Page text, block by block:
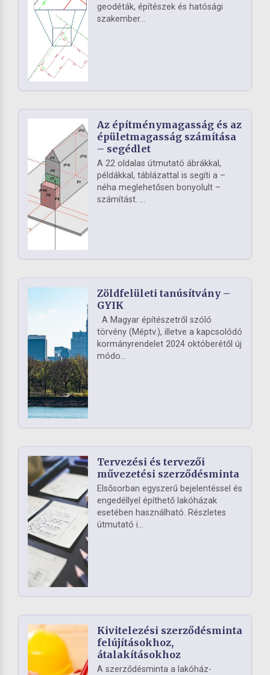
geodéták, építészek és hatósági
szakember...
Az építménymagasság és az
épületmagasság számítása
– segédlet
A 22 oldalas útmutató ábrákkal,
példákkal, táblázattal is segíti a –
néha meglehetősen bonyolult –
számítást. ...
Zöldfelületi tanúsítvány –
GYIK
A Magyar építészetről szóló
törvény (Méptv.), illetve a kapcsolódó
kormányrendelet 2024 októberétől új
módo...
Tervezési és tervezői
művezetési szerződésminta
Elsősorban egyszerű bejelentéssel és
engedéllyel építhető lakóházak
esetében használható. Részletes
útmutató i...
Kivitelezési szerződésminta
felújításokhoz,
átalakításokhoz
A szerződésminta a lakóház-